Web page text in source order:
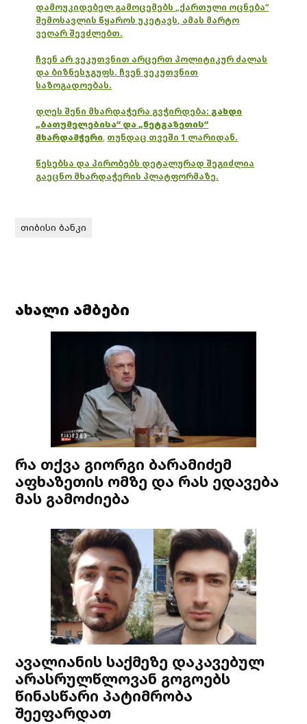
დამოუკიდებელ გამოცემებს „ქართული ოცნება“
შემოსავლის წყაროს უკეტავს, ამას მარტო
ვეღარ შევძლებთ.
ჩვენ არ ვეკუთვნით არცერთ პოლიტიკურ ძალას
და ბიზნესჯგუფს. ჩვენ ვეკუთვნით
საზოგადოებას.
დღეს შენი მხარდაჭერა გვჭირდება: გახდი
„ბათუმელებისა“ და „ნეტგაზეთის“
მხარდამჭერი, თუნდაც თვეში 1 ლარიდან.
წესებსა და პირობებს დეტალურად შეგიძლია
გაეცნო მხარდაჭერის პლატფორმაზე.
თიბისი ბანკი
ახალი ამბები
რა თქვა გიორგი ბარამიძემ
აფხაზეთის ომზე და რას ედავება
მას გამოძიება
ავალიანის საქმეზე დაკავებულ
არასრულწლოვან გოგოებს
წინასწარი პატიმრობა
შეეფარდათ